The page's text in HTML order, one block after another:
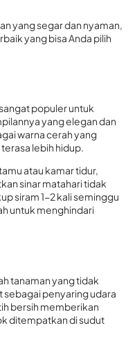
yang segar dan nyaman,
yang bisa Anda pilih
populer untuk
yang elegan dan
warna cerah yang
lebih hidup.
atau kamar tidur,
sinar matahari tidak
siram 1-2 kali seminggu
untuk menghindari
tanaman yang tidak
penyaring udara
bersih memberikan
ditempatkan di sudut